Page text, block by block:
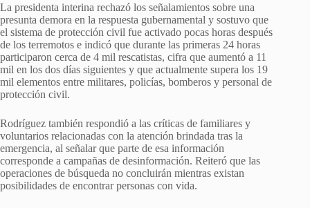
La presidenta interina rechazó los señalamientos sobre una
presunta demora en la respuesta gubernamental y sostuvo que
el sistema de protección civil fue activado pocas horas después
de los terremotos e indicó que durante las primeras 24 horas
participaron cerca de 4 mil rescatistas, cifra que aumentó a 11
mil en los dos días siguientes y que actualmente supera los 19
mil elementos entre militares, policías, bomberos y personal de
protección civil.
Rodríguez también respondió a las críticas de familiares y
voluntarios relacionadas con la atención brindada tras la
emergencia, al señalar que parte de esa información
corresponde a campañas de desinformación. Reiteró que las
operaciones de búsqueda no concluirán mientras existan
posibilidades de encontrar personas con vida.